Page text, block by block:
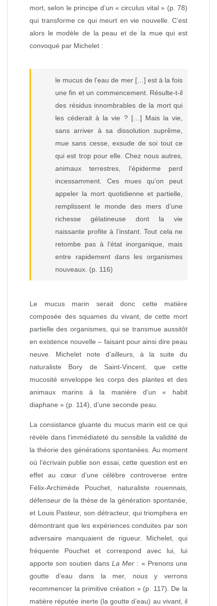
mort, selon le principe d’un « circulus vital » (p. 78)
qui transforme ce qui meurt en vie nouvelle. C’est
alors le modèle de la peau et de la mue qui est
convoqué par Michelet :
le mucus de l’eau de mer […] est à la fois
une fin et un commencement. Résulte‑t‑il
des résidus innombrables de la mort qui
les céderait à la vie ? […] Mais la vie,
sans arriver à sa dissolution suprême,
mue sans cesse, exsude de soi tout ce
qui est trop pour elle. Chez nous autres,
animaux terrestres, l’épiderme perd
incessamment. Ces mues qu’on peut
appeler la mort quotidienne et partielle,
remplissent le monde des mers d’une
richesse gélatineuse dont la vie
naissante profite à l’instant. Tout cela ne
retombe pas à l’état inorganique, mais
entre rapidement dans les organismes
nouveaux. (p. 116)
Le mucus marin serait donc cette matière
composée des squames du vivant, de cette mort
partielle des organismes, qui se transmue aussitôt
en existence nouvelle – faisant pour ainsi dire peau
neuve. Michelet note d’ailleurs, à la suite du
naturaliste Bory de Saint‑Vincent, que cette
mucosité enveloppe les corps des plantes et des
animaux marins à la manière d’un « habit
diaphane » (p. 114), d’une seconde peau.
La consistance gluante du mucus marin est ce qui
révèle dans l’immédiateté du sensible la validité de
la théorie des générations spontanées. Au moment
où l’écrivain publie son essai, cette question est en
effet au cœur d’une célèbre controverse entre
Félix‑Archimède Pouchet, naturaliste rouennais,
défenseur de la thèse de la génération spontanée,
et Louis Pasteur, son détracteur, qui triomphera en
démontrant que les expériences conduites par son
adversaire manquaient de rigueur. Michelet, qui
fréquente Pouchet et correspond avec lui, lui
apporte son soutien dans La Mer : « Prenons une
goutte d’eau dans la mer, nous y verrons
recommencer la primitive création » (p. 117). De la
matière réputée inerte (la goutte d’eau) au vivant, il